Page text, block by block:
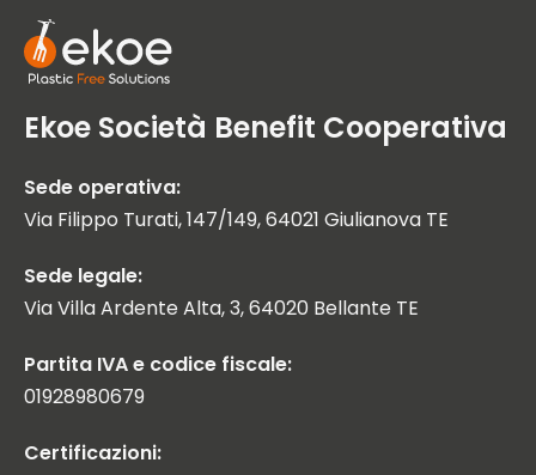
Ekoe Società Benefit Cooperativa
Sede operativa:
Via Filippo Turati, 147/149, 64021 Giulianova TE
Sede legale:
Via Villa Ardente Alta, 3, 64020 Bellante TE
Partita IVA e codice fiscale:
01928980679
Certificazioni: